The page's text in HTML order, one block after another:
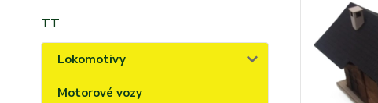
TT
Lokomotivy
Motorové vozy